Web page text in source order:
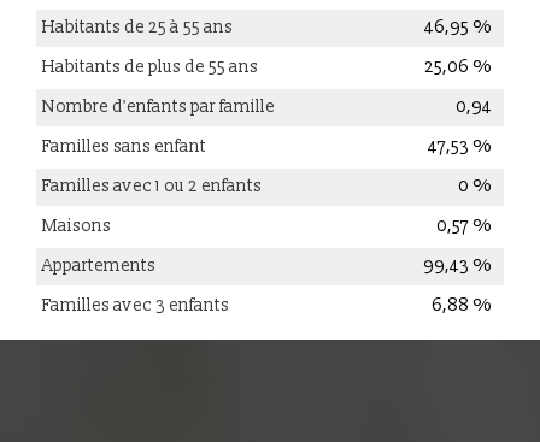
Habitants de 25 à 55 ans
46,95 %
Habitants de plus de 55 ans
25,06 %
Nombre d'enfants par famille
0,94
Familles sans enfant
47,53 %
Familles avec 1 ou 2 enfants
0 %
Maisons
0,57 %
Appartements
99,43 %
Familles avec 3 enfants
6,88 %